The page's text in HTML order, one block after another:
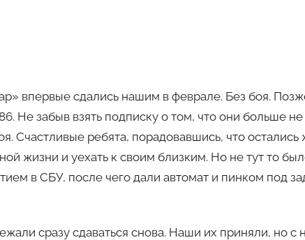
впервые сдались нашим в феврале. Без боя.
Не забыв взять подписку о том, что они больше не
Счастливые ребята, порадовавшись, что
жизни и уехать к своим близким. Но не тут то
в СБУ, после чего дали автомат и пинком под
сразу сдаваться снова. Наши их приняли, но с